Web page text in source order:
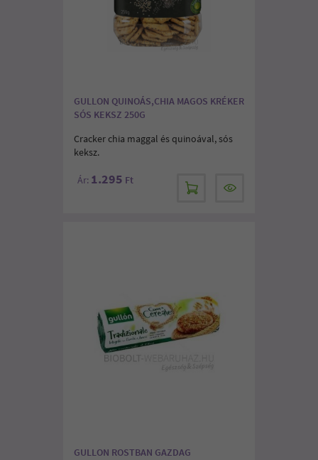
GULLON QUINOÁS,CHIA MAGOS KRÉKER
SÓS KEKSZ 250G
Cracker chia maggal és quinoával, sós
keksz.
Ár: 1.295 Ft
GULLON ROSTBAN GAZDAG